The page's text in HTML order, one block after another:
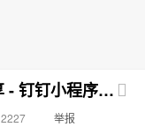
5.18阿里小程序云生态及实践分享 - 钉钉小程序赋能企业移动智能办公
2227 举报